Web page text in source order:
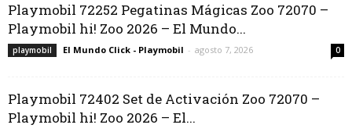
Playmobil 72252 Pegatinas Mágicas Zoo 72070 –
Playmobil hi! Zoo 2026 – El Mundo...
playmobil El Mundo Click - Playmobil - agosto 7, 2026 0
Playmobil 72402 Set de Activación Zoo 72070 –
Playmobil hi! Zoo 2026 – El...